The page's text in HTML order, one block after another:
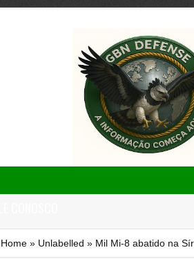
Home » Unlabelled » Mil Mi-8 abatido na